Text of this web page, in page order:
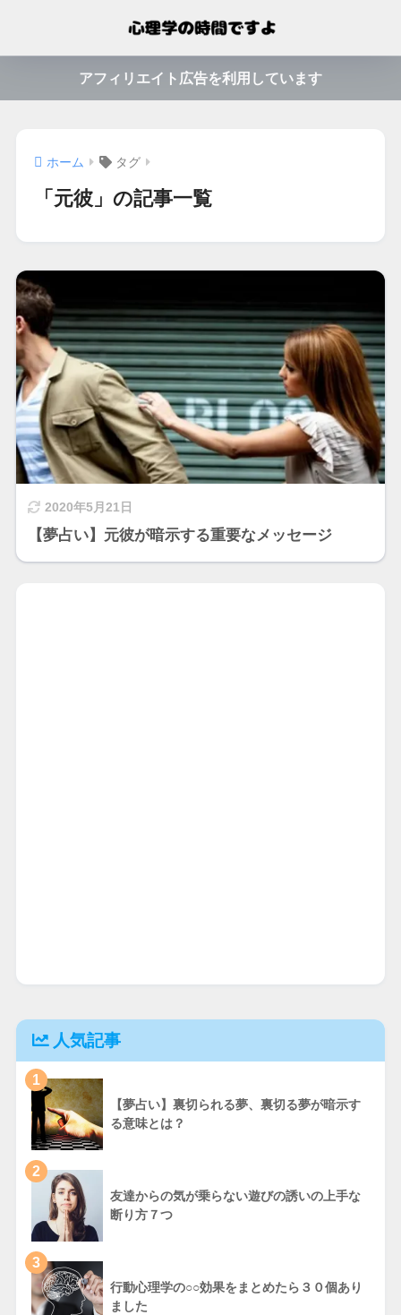
アフィリエイト広告を利用しています
ホーム タグ
「元彼」の記事一覧
2020年5月21日
【夢占い】元彼が暗示する重要なメッセージ
人気記事
1
【夢占い】裏切られる夢、裏切る夢が暗示す
る意味とは？
2
友達からの気が乗らない遊びの誘いの上手な
断り方７つ
3
行動心理学の○○効果をまとめたら３０個あり
ました